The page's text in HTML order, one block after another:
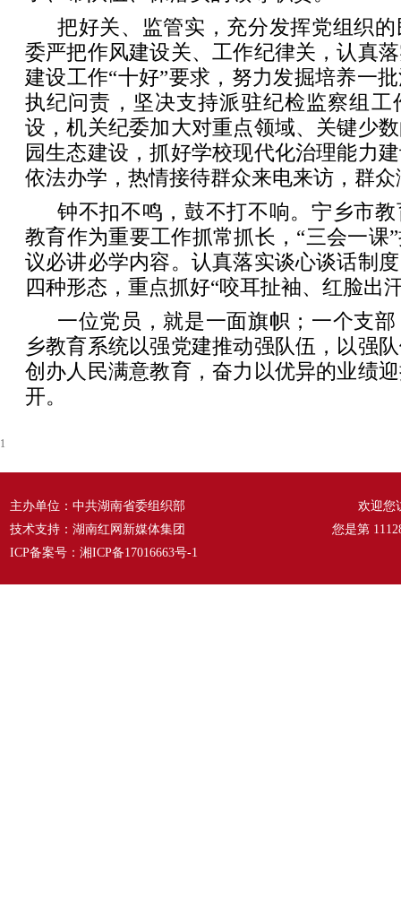
把好关、监管实，充分发挥党组织
委严把作风建设关、工作纪律关，认真
建设工作“十好”要求，努力发掘培养一
执纪问责，坚决支持派驻纪检监察组工
设，机关纪委加大对重点领域、关键少
园生态建设，抓好学校现代化治理能力
依法办学，热情接待群众来电来访，群
钟不扣不鸣，鼓不打不响。宁乡市
教育作为重要工作抓常抓长，“三会一课
议必讲必学内容。认真落实谈心谈话制
四种形态，重点抓好“咬耳扯袖、红脸出
一位党员，就是一面旗帜；一个支
乡教育系统以强党建推动强队伍，以强
创办人民满意教育，奋力以优异的业绩
开。
1
主办单位：中共湖南省委组织部
技术支持：湖南红网新媒体集团
ICP备案号： 湘ICP备17016663号-1
欢迎您
您是第